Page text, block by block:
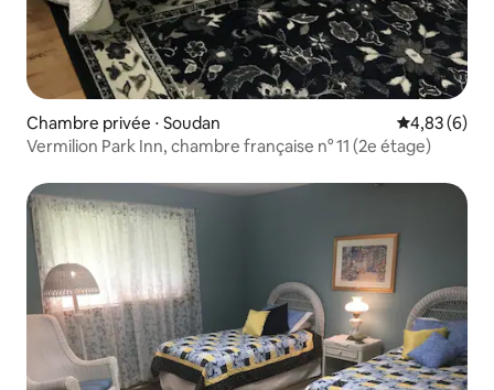
Chambre privée ⋅ Soudan Évaluation
4,83 (6)
Vermilion Park Inn, chambre française n° 11 (2e étage)